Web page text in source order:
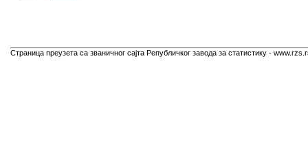
Страница преузета са званичног сајта Републичког завода за статистику -